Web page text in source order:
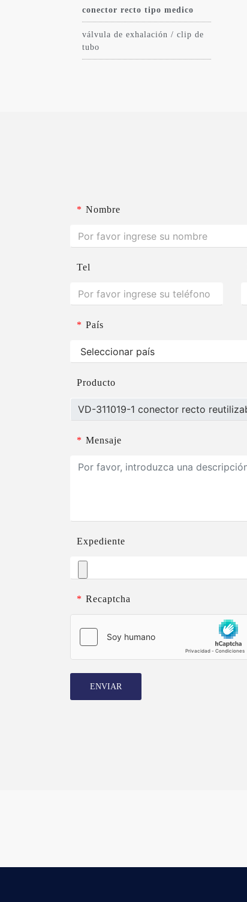
conector recto tipo medico
válvula de exhalación / clip de
tubo
* Nombre
Tel
* País
Producto
* Mensaje
Expediente
* Recaptcha
ENVIAR